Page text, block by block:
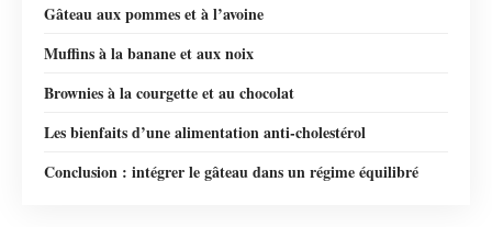
Gâteau aux pommes et à l’avoine
Muffins à la banane et aux noix
Brownies à la courgette et au chocolat
Les bienfaits d’une alimentation anti-cholestérol
Conclusion : intégrer le gâteau dans un régime équilibré